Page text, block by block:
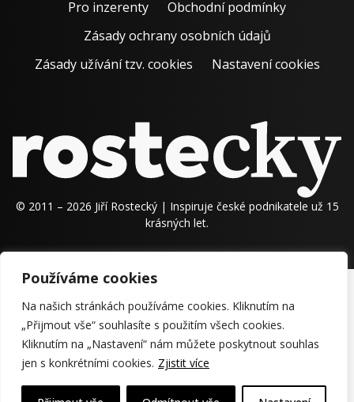
Používáme cookies
Na našich stránkách používáme cookies. Kliknutím na
„Přijmout vše“ souhlasíte s použitím všech cookies.
Kliknutím na „Nastavení“ nám můžete poskytnout souhlas
jen s konkrétními cookies. Zjistit více
Pro inzerenty
Obchodní podmínky
Zásady ochrany osobních údajů
Zásady užívání tzv. cookies
Nastavení cookies
© 2011 – 2026 Jiří Rostecký | Inspiruje české podnikatele už 15
krásných let.